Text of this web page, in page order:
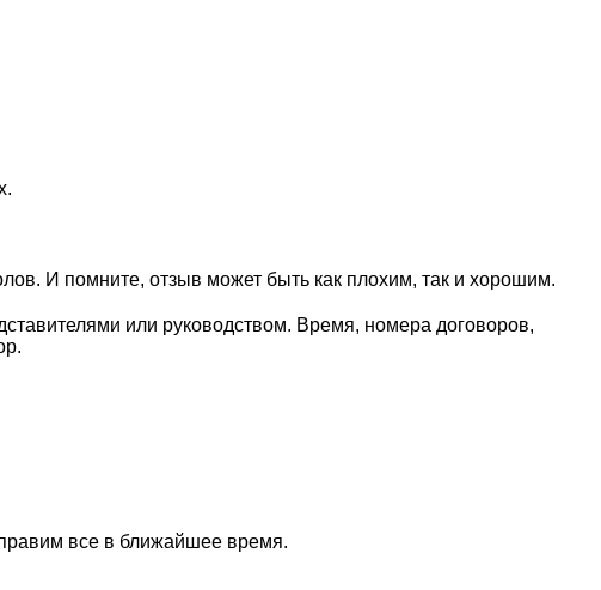
И помните, отзыв может быть как плохим, так и хорошим.
или руководством. Время, номера договоров,
все в ближайшее время.